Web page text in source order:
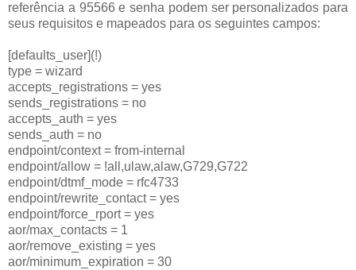
referência a 95566 e senha podem ser personalizados para
seus requisitos e mapeados para os seguintes campos:
[defaults_user](!)
type = wizard
accepts_registrations = yes
sends_registrations = no
accepts_auth = yes
sends_auth = no
endpoint/context = from-internal
endpoint/allow = !all,ulaw,alaw,G729,G722
endpoint/dtmf_mode = rfc4733
endpoint/rewrite_contact = yes
endpoint/force_rport = yes
aor/max_contacts = 1
aor/remove_existing = yes
aor/minimum_expiration = 30